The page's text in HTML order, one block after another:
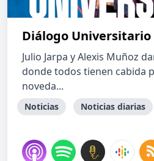
Diálogo Universitario
Julio Jarpa y Alexis Muñoz
donde todos tienen cabida
noveda...
Noticias Noticias diarias